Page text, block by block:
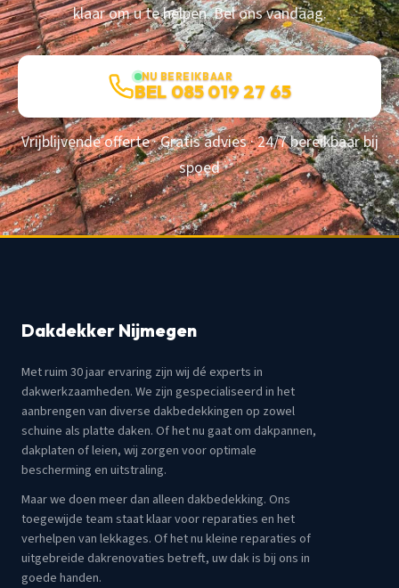
klaar om u te helpen. Bel ons vandaag.
NU BEREIKBAAR
BEL 085 019 27 65
Vrijblijvende offerte · Gratis advies · 24/7 bereikbaar bij
spoed
Dakdekker Nijmegen
Met ruim 30 jaar ervaring zijn wij dé experts in
dakwerkzaamheden. We zijn gespecialiseerd in het
aanbrengen van diverse dakbedekkingen op zowel
schuine als platte daken. Of het nu gaat om dakpannen,
dakplaten of leien, wij zorgen voor optimale
bescherming en uitstraling.
Maar we doen meer dan alleen dakbedekking. Ons
toegewijde team staat klaar voor reparaties en het
verhelpen van lekkages. Of het nu kleine reparaties of
uitgebreide dakrenovaties betreft, uw dak is bij ons in
goede handen.